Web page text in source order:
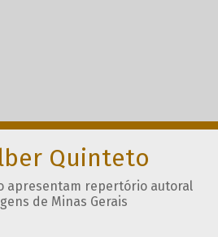
Quinteto
apresentam repertório autoral
de Minas Gerais